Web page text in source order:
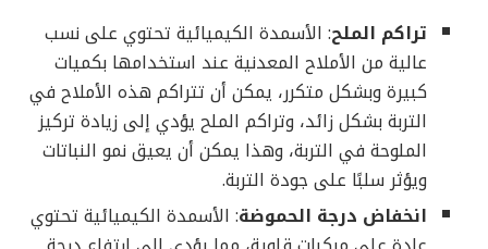
تراكم الملح: الأسمدة الكيميائية تحتوي على نسب
عالية من الأملاح المعدنية عند استخدامها بكميات
كبيرة وبشكل متكرر، يمكن أن تتراكم هذه الأملاح في
التربة بشكل زائد، وتراكم الملح يؤدي إلى زيادة تركيز
الملوحة في التربة، وهذا يمكن أن يعيق نمو النباتات
ويؤثر سلبًا على جودة التربة.
انخفاض درجة الحموضة: الأسمدة الكيميائية تحتوي